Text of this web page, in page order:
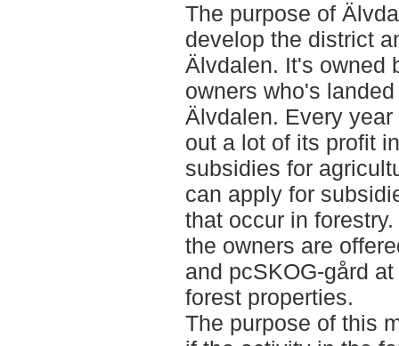
The purpose of
develop the district
Älvdalen. It's owned
owners who's
Älvdalen. Every
out a lot of its profit
subsidies for
can apply for
that occur in
the owners are
and pcSKOG-gård
forest properties.
The purpose of this